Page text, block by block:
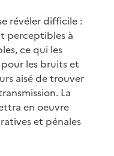
révéler difficile :
perceptibles à
ce qui les
les bruits et
aisé de trouver
La
en oeuvre
et pénales